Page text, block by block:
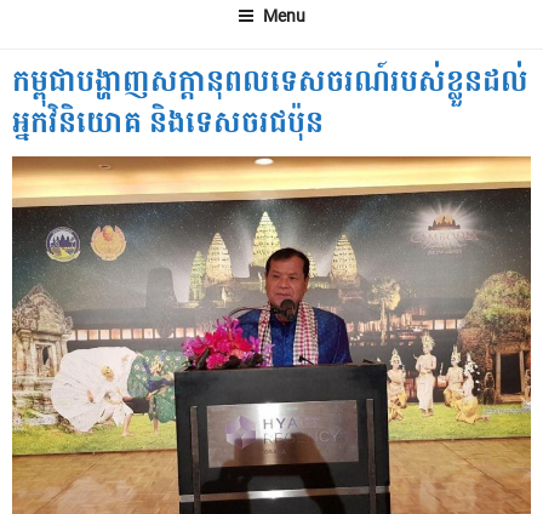
Menu
កម្ពុជាបង្ហាញសក្ដានុពលទេសចរណ៍របស់ខ្លួនដល់
អ្នកវិនិយោគ និងទេសចរជប៉ុន